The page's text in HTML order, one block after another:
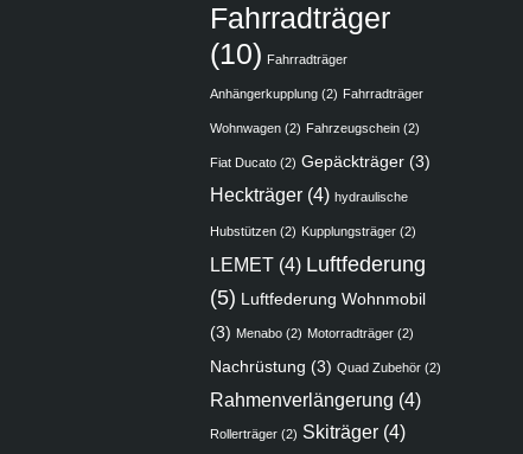
Fahrradträger
(10) Fahrradträger
Anhängerkupplung (2) Fahrradträger
Wohnwagen (2) Fahrzeugschein (2)
Fiat Ducato (2) Gepäckträger (3)
Heckträger (4) hydraulische
Hubstützen (2) Kupplungsträger (2)
LEMET (4) Luftfederung
(5) Luftfederung Wohnmobil
(3) Menabo (2) Motorradträger (2)
Nachrüstung (3) Quad Zubehör (2)
Rahmenverlängerung (4)
Rollerträger (2) Skiträger (4)